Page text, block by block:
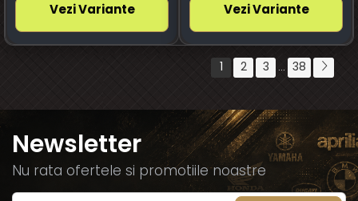
Vezi Variante Vezi Variante
1 2 3 ... 38
Newsletter
Nu rata ofertele si promotiile noastre